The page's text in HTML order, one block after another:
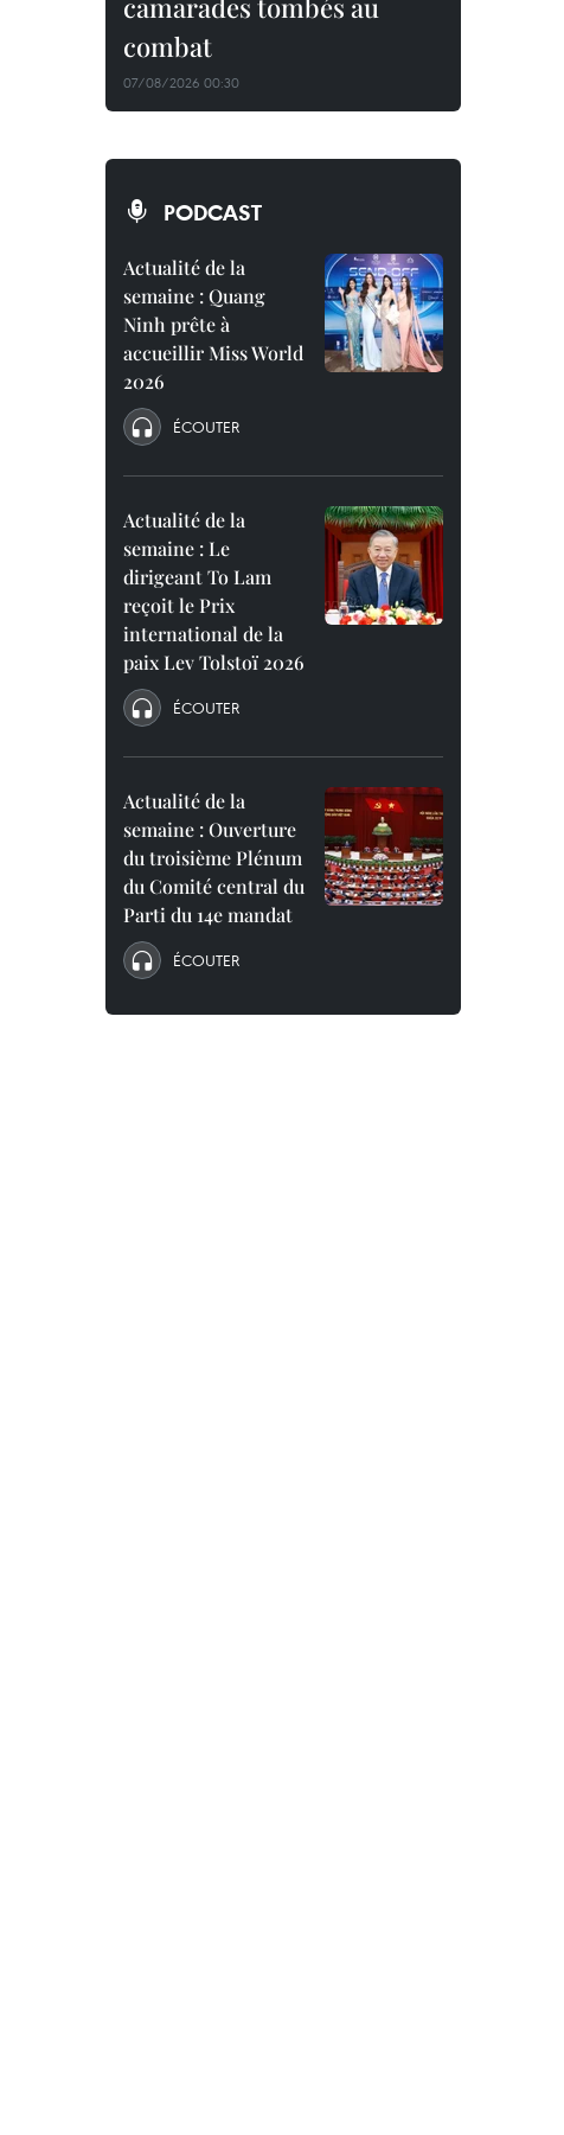
camarades tombés au
combat
07/08/2026 00:30
PODCAST
Actualité de la
semaine : Quang
Ninh prête à
accueillir Miss World
2026
ÉCOUTER
Actualité de la
semaine : Le
dirigeant To Lam
reçoit le Prix
international de la
paix Lev Tolstoï 2026
ÉCOUTER
Actualité de la
semaine : Ouverture
du troisième Plénum
du Comité central du
Parti du 14e mandat
ÉCOUTER